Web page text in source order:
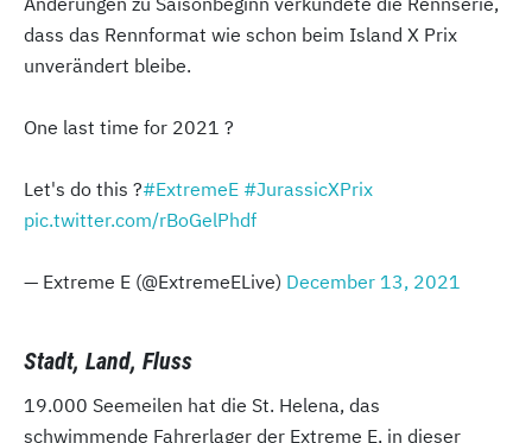
dass das Rennformat wie schon beim Island X Prix
unverändert bleibe.
One last time for 2021 ?
Let's do this ?#ExtremeE #JurassicXPrix
pic.twitter.com/rBoGelPhdf
— Extreme E (@ExtremeELive) December 13, 2021
Stadt, Land, Fluss
19.000 Seemeilen hat die St. Helena, das
schwimmende Fahrerlager der Extreme E, in dieser